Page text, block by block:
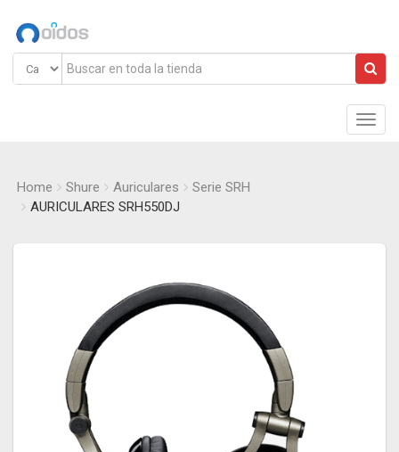
Main
Menu
Home Shure Auriculares
Serie SRH
AURICULARES SRH550DJ